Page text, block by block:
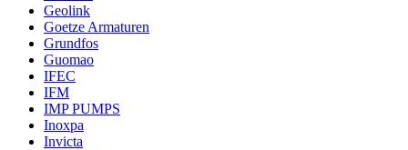
Geolink
Goetze Armaturen
Grundfos
Guomao
IFEC
IFM
IMP PUMPS
Inoxpa
Invicta